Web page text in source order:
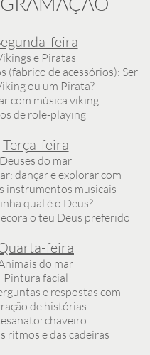
feira
e Piratas
(fabrico de acessórios): Ser
ou um Pirata?
com música viking
de role-playing
Terça-feira
Deuses do mar
dançar e explorar com
instrumentos musicais
qual é o Deus?
o teu Deus preferido
feira
do mar
Pintura facial
e respostas com
de histórias
chaveiro
ritmos e das cadeiras